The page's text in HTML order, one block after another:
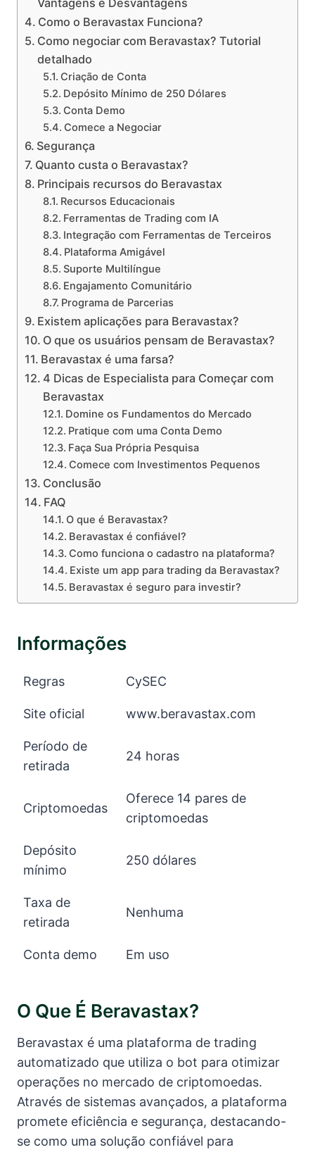
Como o Beravastax Funciona?
Como negociar com Beravastax? Tutorial
detalhado
Criação de Conta
Depósito Mínimo de 250 Dólares
Conta Demo
Comece a Negociar
Segurança
Quanto custa o Beravastax?
Principais recursos do Beravastax
Recursos Educacionais
Ferramentas de Trading com IA
Integração com Ferramentas de Terceiros
Plataforma Amigável
Suporte Multilíngue
Engajamento Comunitário
Programa de Parcerias
Existem aplicações para Beravastax?
O que os usuários pensam de Beravastax?
Beravastax é uma farsa?
4 Dicas de Especialista para Começar com
Beravastax
Domine os Fundamentos do Mercado
Pratique com uma Conta Demo
Faça Sua Própria Pesquisa
Comece com Investimentos Pequenos
Conclusão
FAQ
O que é Beravastax?
Beravastax é confiável?
Como funciona o cadastro na plataforma?
Existe um app para trading da Beravastax?
Beravastax é seguro para investir?
Informações
Regras CySEC
Site oficial www.beravastax.com
Período de
retirada
24 horas
Criptomoedas
Oferece 14 pares de
criptomoedas
Depósito
mínimo
250 dólares
Taxa de
retirada
Nenhuma
Conta demo Em uso
O Que É Beravastax?
Beravastax é uma plataforma de trading
automatizado que utiliza o bot para otimizar
operações no mercado de criptomoedas.
Através de sistemas avançados, a plataforma
promete eficiência e segurança, destacando-
se como uma solução confiável para